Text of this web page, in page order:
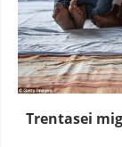
Trentasei